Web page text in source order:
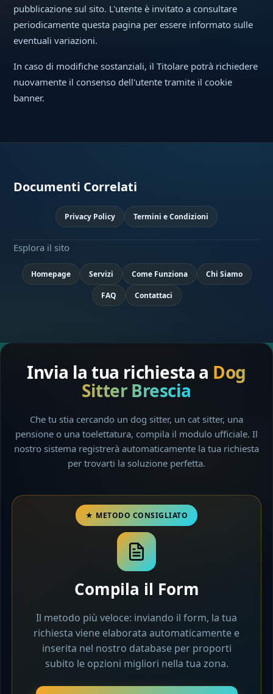
pubblicazione sul sito. L'utente è invitato a consultare
periodicamente questa pagina per essere informato sulle
eventuali variazioni.
In caso di modifiche sostanziali, il Titolare potrà richiedere
nuovamente il consenso dell'utente tramite il cookie
banner.
Documenti Correlati
Privacy Policy Termini e Condizioni
Esplora il sito
Homepage Servizi Come Funziona Chi Siamo
FAQ Contattaci
Invia la tua richiesta a Dog
Sitter Brescia
Che tu stia cercando un dog sitter, un cat sitter, una
pensione o una toelettatura, compila il modulo ufficiale. Il
nostro sistema registrerà automaticamente la tua richiesta
per trovarti la soluzione perfetta.
Compila il Form
Il metodo più veloce: inviando il form, la tua
richiesta viene elaborata automaticamente e
inserita nel nostro database per proporti
subito le opzioni migliori nella tua zona.